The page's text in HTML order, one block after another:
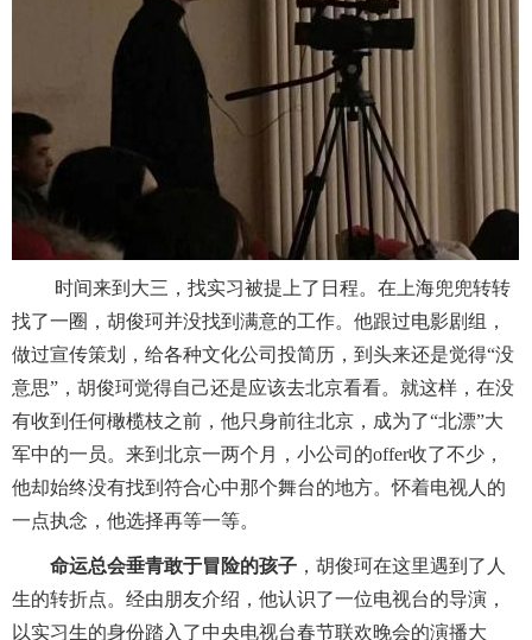
时间来到大三，找实习被提上了日程。在上海兜兜转转
找了一圈，胡俊珂并没找到满意的工作。他跟过电影剧组，
做过宣传策划，给各种文化公司投简历，到头来还是觉得“没
意思”，胡俊珂觉得自己还是应该去北京看看。就这样，在没
有收到任何橄榄枝之前，他只身前往北京，成为了“北漂”大
军中的一员。来到北京一两个月，小公司的offer收了不少，
他却始终没有找到符合心中那个舞台的地方。怀着电视人的
一点执念，他选择再等一等。
命运总会垂青敢于冒险的孩子 ，胡俊珂在这里遇到了人
生的转折点。经由朋友介绍，他认识了一位电视台的导演，
以实习生的身份踏入了中央电视台春节联欢晚会的演播大